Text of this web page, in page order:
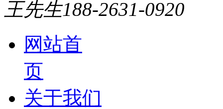
王先生188-2631-0920
网站首
页
关于我们